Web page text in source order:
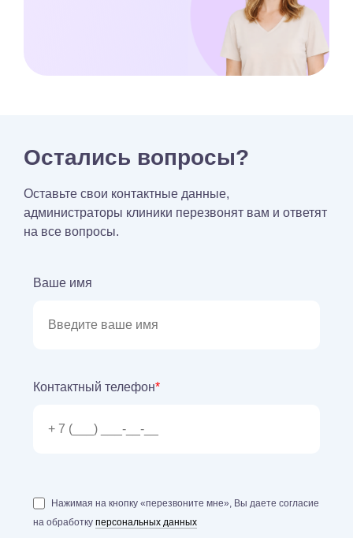
Остались вопросы?
Оставьте свои контактные данные,
администраторы клиники перезвонят вам и ответят
на все вопросы.
Ваше имя
Контактный телефон*
Нажимая на кнопку «перезвоните мне», Вы даете согласие
на обработку персональных данных